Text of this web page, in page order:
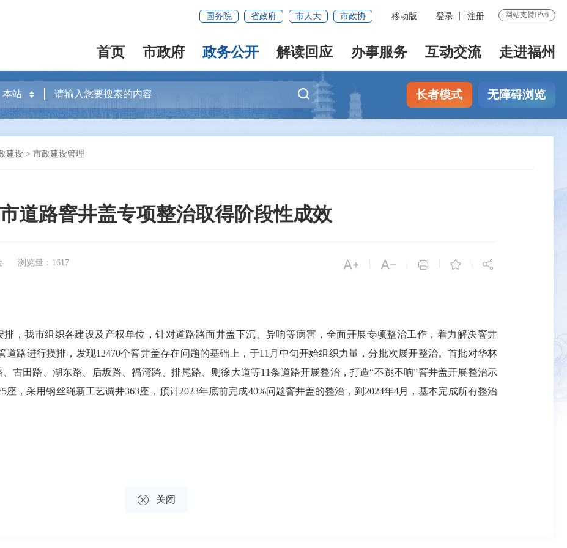
国务院 省政府 市人大 市政协 移动版 登录 注册 网站支持IPv6
首页 市政府 政务公开 解读回应 办事服务 互动交流 走进福州
长者模式 无障碍浏览
建设 > 市政建设管理
道路窨井盖专项整治取得阶段性成效
浏览量：1617  |  |  |  | 
排，我市组织各建设及产权单位，针对道路路面井盖下沉、异响等病害，全面开展专项整治工作，着力解决窨井
道路进行摸排，发现12470个窨井盖存在问题的基础上，于11月中旬开始组织力量，分批次展开整治。首批对华林
古田路、湖东路、后坂路、福湾路、排尾路、则徐大道等11条道路开展整治，打造“不跳不响”窨井盖开展整治示
座，采用钢丝绳新工艺调井363座，预计2023年底前完成40%问题窨井盖的整治，到2024年4月，基本完成所有整治
 关闭